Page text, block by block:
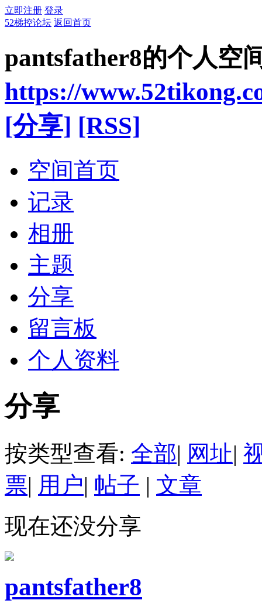
立即注册 登录
52梯控论坛 返回首页
pantsfather8的个人空
https://
[分享] [RSS]
空间首页
记录
相册
主题
分享
留言板
个人资料
分享
按类型查看: 全部| 网址|
票| 用户| 帖子 | 文章
现在还没分享
pantsfather8